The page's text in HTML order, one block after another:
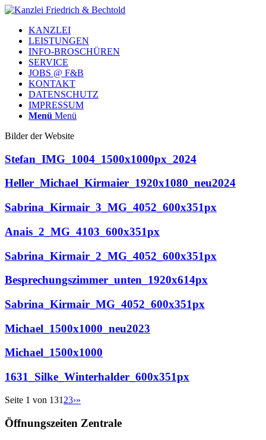
KANZLEI
LEISTUNGEN
INFO-BROSCHÜREN
SERVICE
JOBS @ F&B
KONTAKT
DATENSCHUTZ
IMPRESSUM
Menü Menü
Bilder der Website
Stefan_IMG_1004_1500x1000px_2024
Heller_Michael_Kirmaier_1920x1080_neu2024
Sabrina_Kirmair_3_MG_4052_600x351px
Anais_2_MG_4103_600x351px
Sabrina_Kirmair_2_MG_4052_600x351px
Besprechungszimmer_unten_1920x614px
Sabrina_Kirmair_MG_4052_600x351px
Michael_1500x1000_neu2023
Michael_1500x1000
1631_Silke_Winterhalder_600x351px
Seite 1 von 131 23›»
Öffnungszeiten Zentrale